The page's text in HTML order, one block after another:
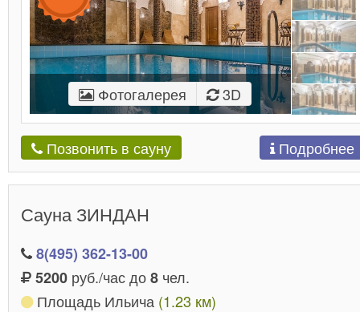
Фотогалерея 3D
Позвонить в сауну Подробнее
Сауна ЗИНДАН
8(495) 362-13-00
5200 руб./час до8 чел.
Площадь Ильича (1.23 км)